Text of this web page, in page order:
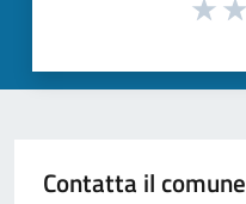
Contatta il comune